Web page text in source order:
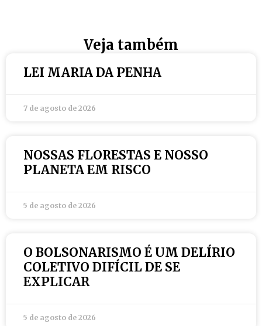
Veja também
LEI MARIA DA PENHA
7 de agosto de 2026
NOSSAS FLORESTAS E NOSSO
PLANETA EM RISCO
5 de agosto de 2026
O BOLSONARISMO É UM DELÍRIO
COLETIVO DIFÍCIL DE SE
EXPLICAR
5 de agosto de 2026